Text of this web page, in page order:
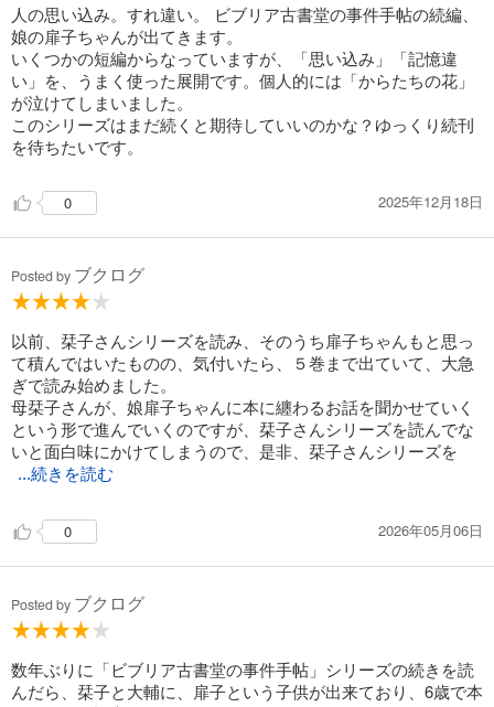
人の思い込み。すれ違い。 ビブリア古書堂の事件手帖の続編、
娘の扉子ちゃんが出てきます。
いくつかの短編からなっていますが、「思い込み」「記憶違
い」を、うまく使った展開です。個人的には「からたちの花」
が泣けてしまいました。
このシリーズはまだ続くと期待していいのかな？ゆっくり続刊
を待ちたいです。
0 2025年12月18日
Posted by ブクログ
以前、栞子さんシリーズを読み、そのうち扉子ちゃんもと思っ
て積んではいたものの、気付いたら、５巻まで出ていて、大急
ぎで読み始めました。
母栞子さんが、娘扉子ちゃんに本に纏わるお話を聞かせていく
という形で進んでいくのですが、栞子さんシリーズを読んでな
いと面白味にかけてしまうので、是非、栞子さんシリーズを
...続きを読む
0 2026年05月06日
Posted by ブクログ
数年ぶりに「ビブリア古書堂の事件手帖」シリーズの続きを読
んだら、栞子と大輔に、扉子という子供が出来ており、6歳で本